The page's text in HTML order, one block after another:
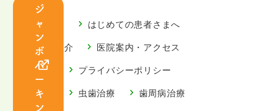
ジ
ャ
ン
ボ
パ
ー
キ
ン
ごあいさつ
はじめての患者さまへ
スタッフ紹介
医院案内・アクセス
お知らせ
プライバシーポリシー
診療案内
虫歯治療
歯周病治療